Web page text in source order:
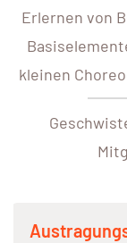
Erlernen von
kleinen